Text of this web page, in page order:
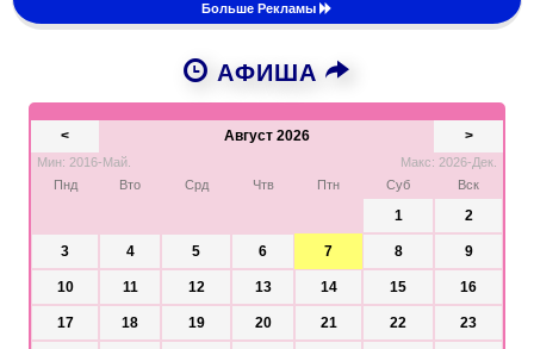
Больше Рекламы
АФИША
< Август 2026 >
Мин: 2016-Май.
Макс: 2026-Дек.
Пнд
Вто Срд Чтв Птн Суб Вск
1 2
3 4 5 6 7 8 9
10 11 12 13 14 15 16
17 18 19 20 21 22 23